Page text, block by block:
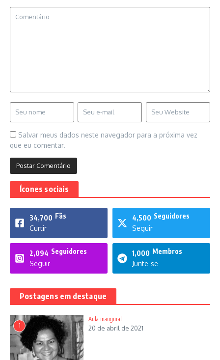
Salvar meus dados neste navegador para a próxima vez
que eu comentar.
Ícones sociais
34,700 Fãs
Curtir
4,500 Seguidores
Seguir
2,094 Seguidores
Seguir
1,000 Membros
Junte-se
Postagens em destaque
1
Aula inaugural
20 de abril de 2021